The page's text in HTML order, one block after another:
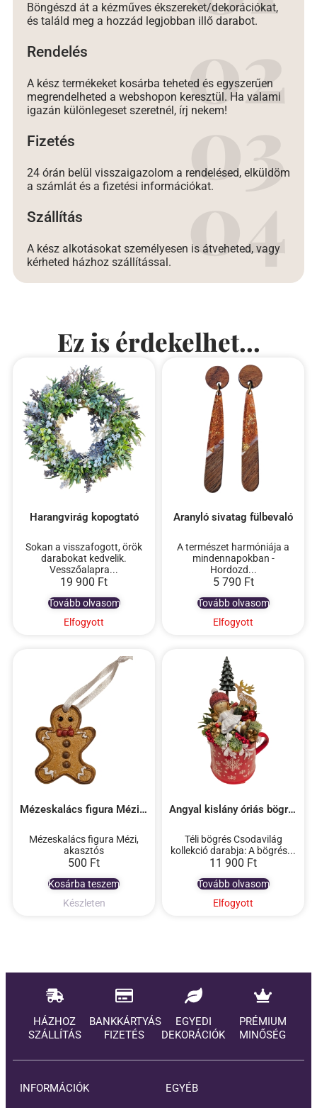
Böngészd át a kézműves ékszereket/dekorációkat,
és találd meg a hozzád legjobban illő darabot.
Rendelés
A kész termékeket kosárba teheted és egyszerűen
megrendelheted a webshopon keresztül. Ha valami
igazán különlegeset szeretnél, írj nekem!
Fizetés
24 órán belül visszaigazolom a rendelésed, elküldöm
a számlát és a fizetési információkat.
Szállítás
A kész alkotásokat személyesen is átveheted, vagy
kérheted házhoz szállítással.
Ez is érdekelhet...
Elfogyott
Harangvirág kopogtató
19 900 Ft
Sokan a visszafogott, örök
darabokat kedvelik.
Vesszőalapra...
Tovább olvasom
Elfogyott
Aranyló sivatag fülbevaló
5 790 Ft
A természet harmóniája a
mindennapokban -
Hordozd...
Tovább olvasom
Készleten
Mézeskalács figura Mézi, akasztós
500 Ft
Mézeskalács figura Mézi,
akasztós
Kosárba teszem
Elfogyott
Angyal kislány óriás bögrés dekoráció
11 900 Ft
Téli bögrés Csodavilág
kollekció darabja: A bögrés...
Tovább olvasom
HÁZHOZ
SZÁLLÍTÁS
BANKKÁRTYÁS
FIZETÉS
EGYEDI
DEKORÁCIÓK
PRÉMIUM
MINŐSÉG
INFORMÁCIÓK EGYÉB